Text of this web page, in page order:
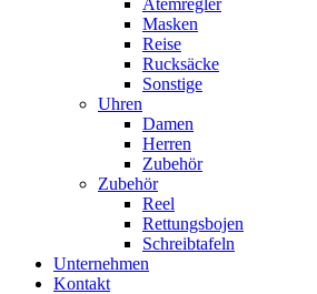
Atemregler
Masken
Reise
Rucksäcke
Sonstige
Uhren
Damen
Herren
Zubehör
Zubehör
Reel
Rettungsbojen
Schreibtafeln
Unternehmen
Kontakt